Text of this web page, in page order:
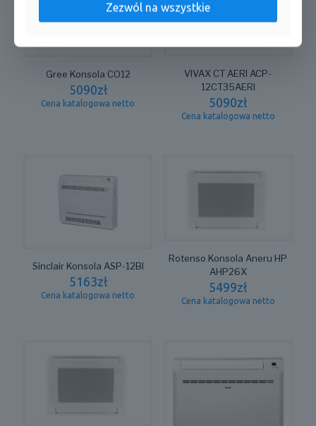
Gree Konsola CO12
5090zł
Cena katalogowa netto
VIVAX CT AERI ACP-
12CT35AERI
5090zł
Cena katalogowa netto
Sinclair Konsola ASP-12BI
5163zł
Cena katalogowa netto
Rotenso Konsola Aneru HP
AHP26X
5499zł
Cena katalogowa netto
Zezwól na wszystkie